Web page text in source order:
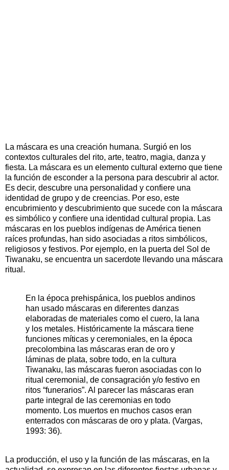
La máscara es una creación humana. Surgió en los
contextos culturales del rito, arte, teatro, magia, danza y
fiesta. La máscara es un elemento cultural externo que tiene
la función de esconder a la persona para descubrir al actor.
Es decir, descubre una personalidad y confiere una
identidad de grupo y de creencias. Por eso, este
encubrimiento y descubrimiento que sucede con la máscara
es simbólico y confiere una identidad cultural propia. Las
máscaras en los pueblos indígenas de América tienen
raíces profundas, han sido asociadas a ritos simbólicos,
religiosos y festivos. Por ejemplo, en la puerta del Sol de
Tiwanaku, se encuentra un sacerdote llevando una máscara
ritual.
En la época prehispánica, los pueblos andinos
han usado máscaras en diferentes danzas
elaboradas de materiales como el cuero, la lana
y los metales. Históricamente la máscara tiene
funciones míticas y ceremoniales, en la época
precolombina las máscaras eran de oro y
láminas de plata, sobre todo, en la cultura
Tiwanaku, las máscaras fueron asociadas con lo
ritual ceremonial, de consagración y/o festivo en
ritos “funerarios”. Al parecer las máscaras eran
parte integral de las ceremonias en todo
momento. Los muertos en muchos casos eran
enterrados con máscaras de oro y plata. (Vargas,
1993: 36).
La producción, el uso y la función de las máscaras, en la